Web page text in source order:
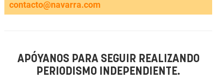
contacto@navarra.com
APÓYANOS PARA SEGUIR REALIZANDO
PERIODISMO INDEPENDIENTE.